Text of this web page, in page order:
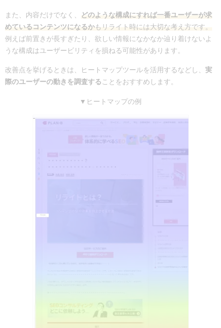
また、内容だけでなく、
どのような構成にすれば一番ユーザーが求
めているコンテンツになるかもリライト時には大切な考え方です。
例えば前置きが長すぎたり、欲しい情報になかなか辿り着けないよ
うな構成はユーザービリティを損ねる可能性があります。
改善点を挙げるときは、ヒートマップツールを活用するなどし、 実
際のユーザーの動きを調査することをおすすめします。
▼ヒートマップの例